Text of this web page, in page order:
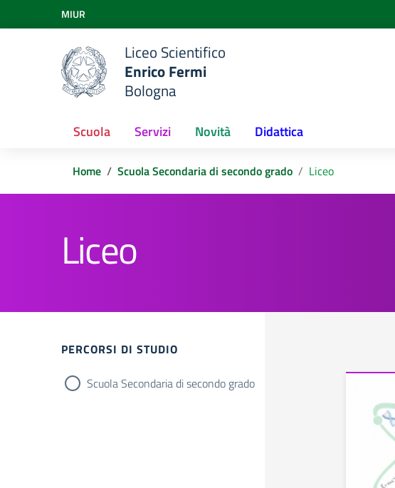
Vai ai contenuti
Vai al menu di navigazione
Vai al footer
MIUR
Liceo Scientifico
Enrico Fermi
Bologna
Scuola Servizi Novità Didattica
Home Scuola Secondaria di secondo grado Liceo
Liceo
PERCORSI DI STUDIO
Scuola Secondaria di secondo grado